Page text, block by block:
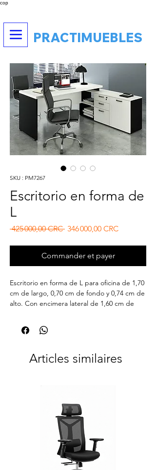
cop
PRACTIMUEBLES
SKU : PM7267
Escritorio en forma de
L
425 000,00 CRC Prix original
346 000,00 CRCPrix
Commander et payer
Escritorio en forma de L para oficina de 1,70
cm de largo, 0,70 cm de fondo y 0,74 cm de
alto. Con encimera lateral de 1,60 cm de
normales y 1 cajón de suspensión, Sobre
engrosados en 36mm. 18 meses de garantía
Articles similaires